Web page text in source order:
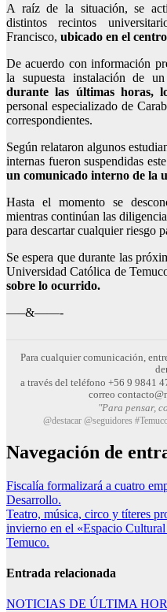
A raíz de la situación, se
distintos recintos
Francisco, ubicado en el
De acuerdo con información
la supuesta instalación de
durante las últimas horas,
personal especializado de
correspondientes.
Según relataron algunos
internas fueron suspendidas
un comunicado interno de la
Hasta el momento se
mientras continúan las
para descartar cualquier riesgo
Se espera que durante las
Universidad Católica de
sobre lo ocurrido.
—–&——-
Para cualquier comunicación,
a través del teléfono +56 9 9841
correo
"Para pensar,
@destacar @seguidores
Navegación de
Fiscalía formalizará a cuatro
Desarrollo.
Teatro, música, circo y títeres
invierno en el «Espacio
Temuco.
Entrada relacionada
NOTICIAS DE ÚLTIMA